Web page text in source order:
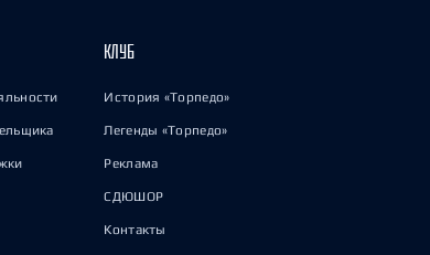
КЛУБ
История «Торпедо»
Легенды «Торпедо»
Реклама
СДЮШОР
Контакты